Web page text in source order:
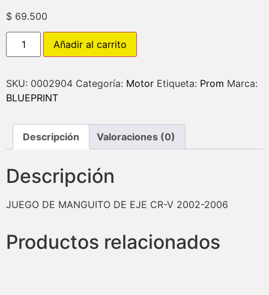
$ 69.500
Añadir al carrito
SKU: 0002904 Categoría: Motor Etiqueta: Prom Marca:
BLUEPRINT
Descripción Valoraciones (0)
Descripción
JUEGO DE MANGUITO DE EJE CR-V 2002-2006
Productos relacionados